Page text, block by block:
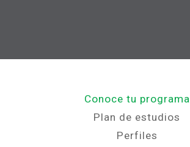
Conoce tu programa
Plan de estudios
Perfiles